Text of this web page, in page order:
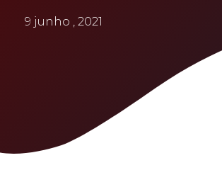
9 junho , 2021